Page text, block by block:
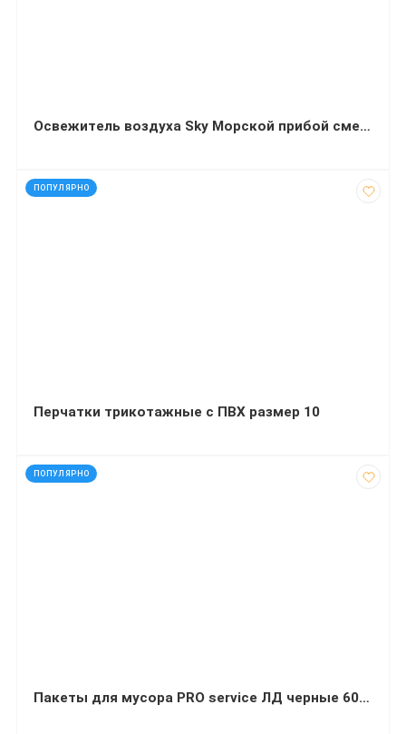
Освежитель воздуха Sky Морской прибой сменный баллон 260 миллилитров
ПОПУЛЯРНО
код: 16038
Перчатки трикотажные с ПВХ размер 10
ПОПУЛЯРНО
код: 50159
Пакеты для мусора PRO service ЛД черные 60 л 20 шт (60х80 сантиметров)